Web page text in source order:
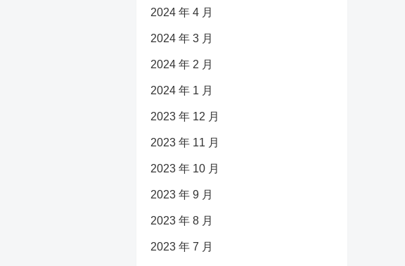
2024 年 4 月
2024 年 3 月
2024 年 2 月
2024 年 1 月
2023 年 12 月
2023 年 11 月
2023 年 10 月
2023 年 9 月
2023 年 8 月
2023 年 7 月